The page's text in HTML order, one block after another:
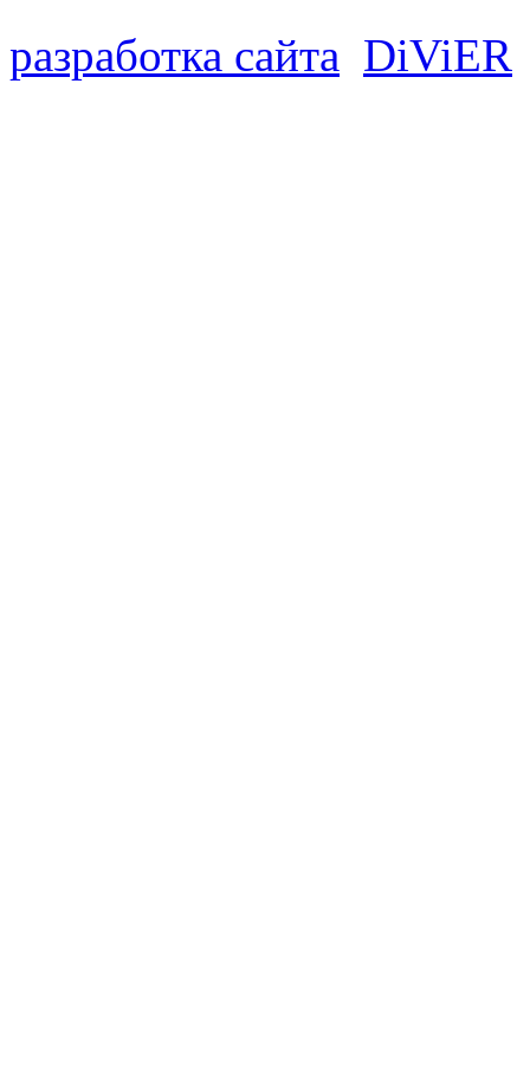
разработка сайта DiViER